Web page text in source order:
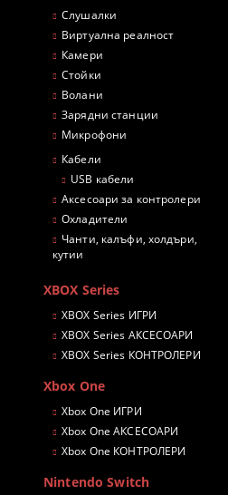
Слушалки
Виртуална реалност
Камери
Стойки
Волани
Зарядни станции
Микрофони
Кабели
USB кабели
Аксесоари за контролери
Охладители
Чанти, калъфи, холдъри,
кутии
XBOX Series
XBOX Series ИГРИ
XBOX Series АКСЕСОАРИ
XBOX Series КОНТРОЛЕРИ
Xbox One
Xbox One ИГРИ
Xbox One АКСЕСОАРИ
Xbox One КОНТРОЛЕРИ
Nintendo Switch